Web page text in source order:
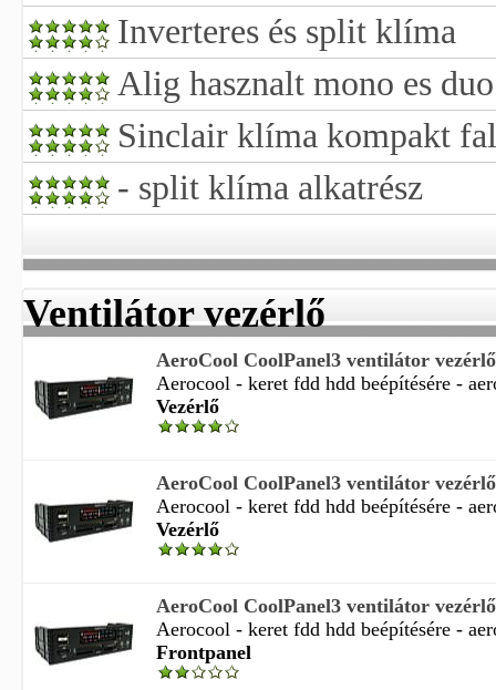
Inverteres és split klíma
Alig hasznalt mono es
Sinclair klíma kompakt
- split klíma alkatrész
Ventilátor vezérlő
AeroCool CoolPanel3 ventilátor
Aerocool - keret fdd hdd beépítésére -
Vezérlő
AeroCool CoolPanel3 ventilátor
Aerocool - keret fdd hdd beépítésére -
Vezérlő
AeroCool CoolPanel3 ventilátor
Aerocool - keret fdd hdd beépítésére -
Frontpanel